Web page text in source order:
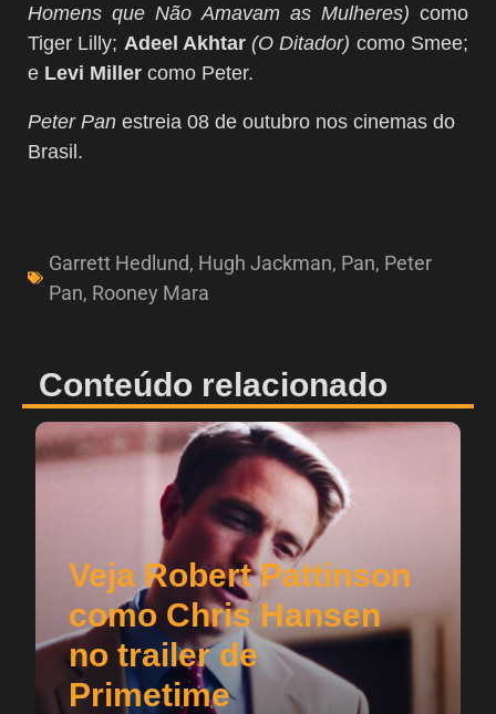
Homens que Não Amavam as Mulheres) como
Tiger Lilly; Adeel Akhtar (O Ditador) como Smee;
e Levi Miller como Peter.
Peter Pan estreia 08 de outubro nos cinemas do
Brasil.
Garrett Hedlund, Hugh Jackman, Pan, Peter
Pan, Rooney Mara
Conteúdo relacionado
Veja Robert Pattinson
como Chris Hansen
no trailer de
Primetime